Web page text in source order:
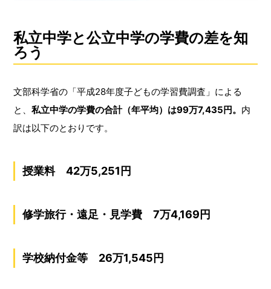
私立中学と公立中学の学費の差を知
ろう
文部科学省の「平成28年度子どもの学習費調査」による
と、私立中学の学費の合計（年平均）は99万7,435円。 内
訳は以下のとおりです。
授業料 42万5,251円
修学旅行・遠足・見学費 7万4,169円
学校納付金等 26万1,545円